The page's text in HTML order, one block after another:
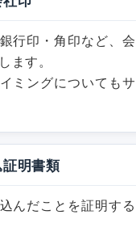
行印・角印など、
ます。
ミングについても
明書類
んだことを証明す